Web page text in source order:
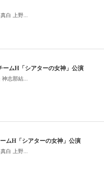
白 上野...
ームH「シアターの女神」公演
志那結...
ムH「シアターの女神」公演
白 上野...